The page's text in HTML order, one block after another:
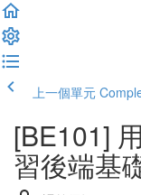
上一個單元
[BE101]
習後端基